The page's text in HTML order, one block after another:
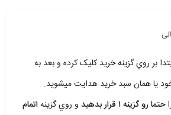
بر روي گزينه خريد کليک کرده و بعد به
يا همان سبد خريد هدايت ميشويد.
حتما رو گزينه ۱ قرار بدهيد و روي گزينهاتمام